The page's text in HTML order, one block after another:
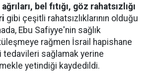
bel fıtığı, göz rahatsızlığı
gibi çeşitli rahatsızlıklarının olduğu
Ebu Safiyye'nin sağlık
rağmen İsrail hapishane
tedavileri sağlamak yerine
yetindiği kaydedildi.